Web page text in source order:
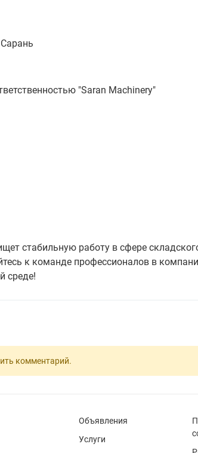
"Saran Machinery"
стабильную работу в сфере
к команде профессионалов в
среде!
комментарий.
Объявления
Услуги